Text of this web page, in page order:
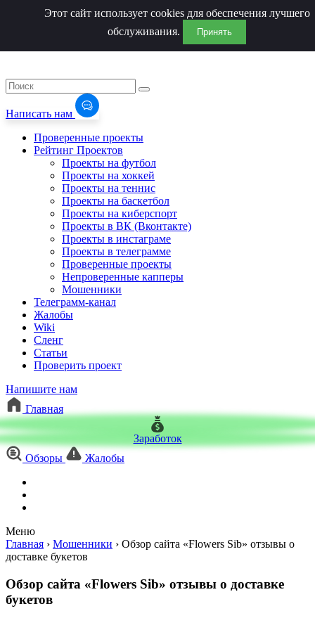
Написать нам
Проверенные проекты
Рейтинг Проектов
Проекты на футбол
Проекты на хоккей
Проекты на теннис
Проекты на баскетбол
Проекты на киберспорт
Проекты в ВК (Вконтакте)
Проекты в инстаграме
Проекты в телеграмме
Проверенные проекты
Непроверенные капперы
Мошенники
Телеграмм-канал
Жалобы
Wiki
Сленг
Статьи
Проверить проект
Напишите нам
Главная
Заработок
Обзоры
Жалобы
Меню
Этот сайт использует cookies для обеспечения лучшего
обслуживания.
Принять
Главная › Мошенники › Обзор сайта «Flowers Sib» отзывы о
доставке букетов
Обзор сайта «Flowers Sib» отзывы о доставке
букетов